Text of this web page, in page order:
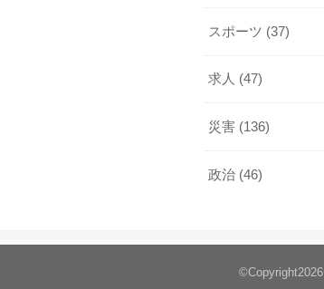
スポーツ (37)
求人 (47)
災害 (136)
政治 (46)
©Copyright2026